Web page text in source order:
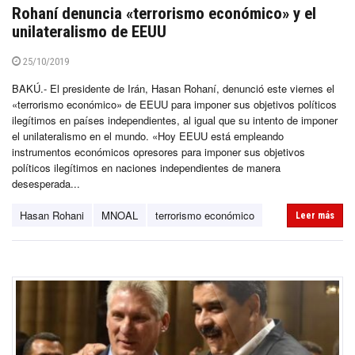
Rohaní denuncia «terrorismo económico» y el
unilateralismo de EEUU
25/10/2019
BAKÚ.- El presidente de Irán, Hasan Rohaní, denunció este viernes el
«terrorismo económico» de EEUU para imponer sus objetivos políticos
ilegítimos en países independientes, al igual que su intento de imponer
el unilateralismo en el mundo. «Hoy EEUU está empleando
instrumentos económicos opresores para imponer sus objetivos
políticos ilegítimos en naciones independientes de manera
desesperada...
Hasan Rohani MNOAL terrorismo económico Leer más